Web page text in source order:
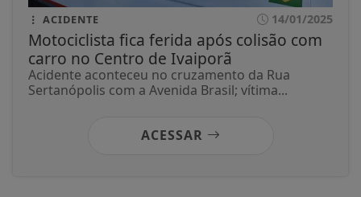
ACIDENTE 14/01/2025
Motociclista fica ferida após colisão com
carro no Centro de Ivaiporã
Acidente aconteceu no cruzamento da Rua
Sertanópolis com a Avenida Brasil; vítima...
ACESSAR